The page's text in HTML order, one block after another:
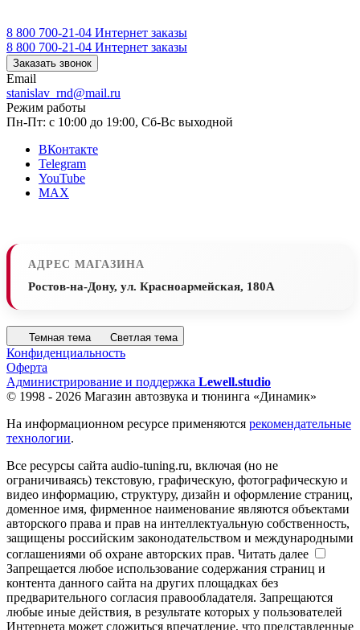
8 800 700-21-04 Интернет заказы
8 800 700-21-04 Интернет заказы
Заказать звонок
Email
stanislav_rnd@mail.ru
Режим работы
Пн-Пт: с 10:00 до 19:00, Сб-Вс выходной
ВКонтакте
Telegram
YouTube
MAX
АДРЕС МАГАЗИНА
Ростов-на-Дону, ул. Красноармейская, 180А
Темная тема Светлая тема
Конфиденциальность
Оферта
Администрирование и поддержка Lewell.studio
© 1998 - 2026 Магазин автозвука и тюнинга «Динамик»
На информационном ресурсе применяются рекомендательные
технологии.
Все ресурсы сайта audio-tuning.ru, включая (но не
ограничиваясь) текстовую, графическую, фотографическую и
видео информацию, структуру, дизайн и оформление страниц,
доменное имя, фирменное наименование являются объектами
авторского права и прав на интеллектуальную собственность,
защищены российским законодательством и международными
соглашениями об охране авторских прав. Читать далее
Запрещается любое использование содержания страниц и
контента данного сайта на других площадках без
предварительного согласия правообладателя. Запрещаются
любые иные действия, в результате которых у пользователей
Интернета может сложиться впечатление, что представленные